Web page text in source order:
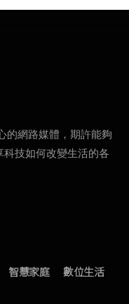
的網路媒體，期許能夠
技如何改變生活的各
智慧家庭
數位生活